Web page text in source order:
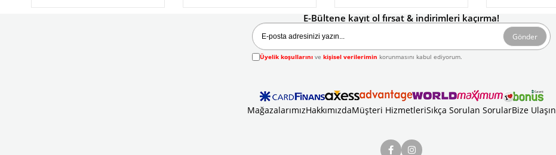
E-Bültene kayıt ol fırsat & indirimleri kaçırma!
Gönder
Üyelik koşullarını ve kişisel verilerimin korunmasını kabul ediyorum.
MağazalarımızHakkımızdaMüşteri HizmetleriSıkça Sorulan SorularBize Ulaşın